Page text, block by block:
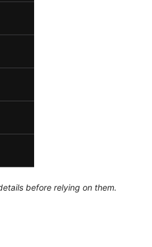
before relying on them.